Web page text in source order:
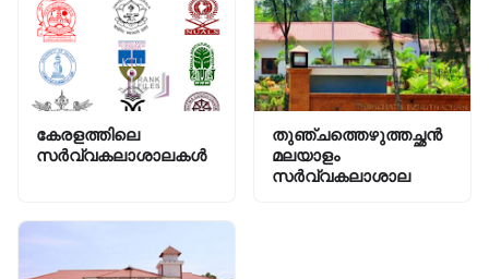
കേരളത്തിലെ
സർവ്വകലാശാലകൾ
തുഞ്ചത്തെഴുത്തച്ഛൻ
മലയാളം
സർവ്വകലാശാല